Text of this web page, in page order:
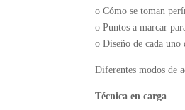
oCómo se toman
oPuntos a marcar
oDiseño de cada uno
Diferentes modos de
Técnica en carga